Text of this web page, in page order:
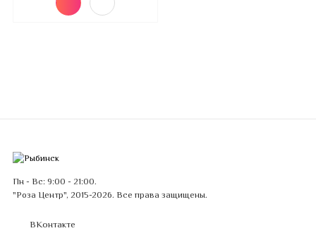
Пн - Вс: 9:00 - 21:00.
"Роза Центр", 2015-2026. Все права защищены.
ВКонтакте